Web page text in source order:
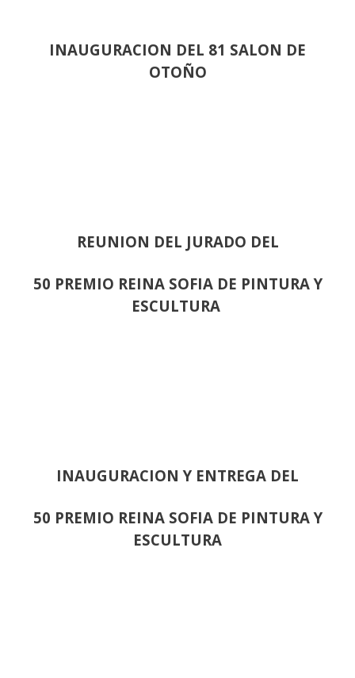
INAUGURACION DEL 81 SALON DE
OTOÑO
REUNION DEL JURADO DEL
50 PREMIO REINA SOFIA DE PINTURA Y
ESCULTURA
INAUGURACION Y ENTREGA DEL
50 PREMIO REINA SOFIA DE PINTURA Y
ESCULTURA